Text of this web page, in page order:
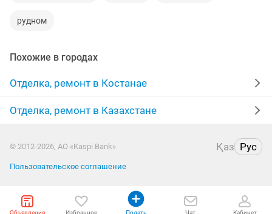
рудном
Похожие в городах
Отделка, ремонт в Костанае
Отделка, ремонт в Казахстане
© 2012-2026, АО «Kaspi Bank» Қаз Рус
Пользовательское соглашение
Объявления Избранное Подать Чат Кабинет